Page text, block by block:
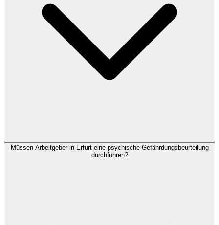
Müssen Arbeitgeber in Erfurt eine psychische Gefährdungsbeurteilung
durchführen?